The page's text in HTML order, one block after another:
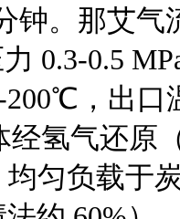
钟。那艾
0.3-0.5
200℃，出
经氢气还原
均匀负载于